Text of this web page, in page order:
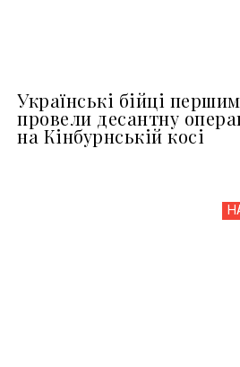
Українські бійці
провели десантну
на Кінбурнській косі